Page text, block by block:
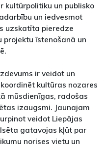
kultūrpolitiku un publisko
un iedvesmot
uzskatīta pieredze
īstenošanā un
ir veidot un
kultūras nozares
mūsdienīgas, radošas
izaugsmi. Jaunajam
veidot Liepājas
gatavojas kļūt par
norises vietu un